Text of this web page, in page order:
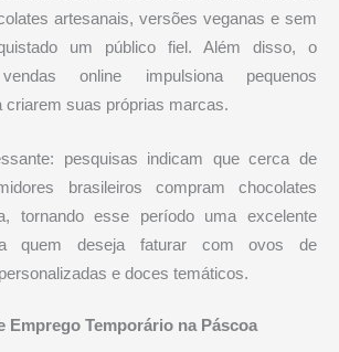
artesanais, versões veganas e sem
um público fiel. Além disso, o
online impulsiona pequenos
criarem suas próprias marcas.
pesquisas indicam que cerca de
brasileiros compram chocolates
tornando esse período uma excelente
quem deseja faturar com ovos de
e doces temáticos.
Emprego Temporário na Páscoa